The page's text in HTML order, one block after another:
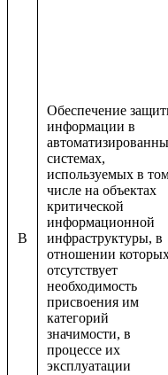
B
Обеспечение
информации в
системах,
используемых в
числе на объектах
критической
информационной
инфраструктуры, в
отношении
отсутствует
необходимость
присвоения им
категорий
значимости, в
процессе их
эксплуатации